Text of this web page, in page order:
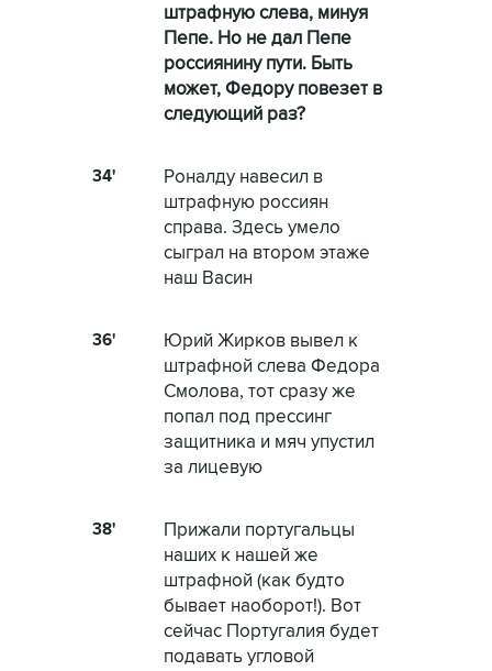
штрафную слева, минуя
Пепе. Но не дал Пепе
россиянину пути. Быть
может, Федору повезет в
следующий раз?
34'
Роналду навесил в
штрафную россиян
справа. Здесь умело
сыграл на втором этаже
наш Васин
36'
Юрий Жирков вывел к
штрафной слева Федора
Смолова, тот сразу же
попал под прессинг
защитника и мяч упустил
за лицевую
38'
Прижали португальцы
наших к нашей же
штрафной (как будто
бывает наоборот!). Вот
сейчас Португалия будет
подавать угловой